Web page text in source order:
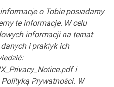
o Tobie posiadamy
te informacje. W celu
informacji na temat
i praktyk ich
i
Prywatności. W